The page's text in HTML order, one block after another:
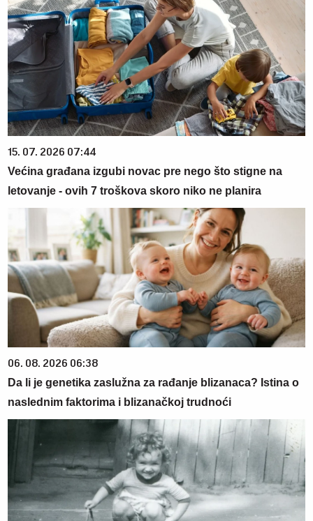
15. 07. 2026 07:44
Većina građana izgubi novac pre nego što stigne na
letovanje - ovih 7 troškova skoro niko ne planira
06. 08. 2026 06:38
Da li je genetika zaslužna za rađanje blizanaca? Istina o
naslednim faktorima i blizanačkoj trudnoći